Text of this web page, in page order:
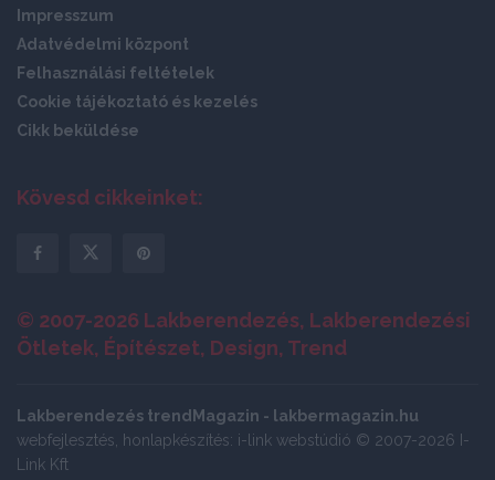
Impresszum
Adatvédelmi központ
Felhasználási feltételek
Cookie tájékoztató és kezelés
Cikk beküldése
Kövesd cikkeinket:
© 2007-2026 Lakberendezés, Lakberendezési
Ötletek, Építészet, Design, Trend
Lakberendezés trendMagazin - lakbermagazin.hu
webfejlesztés, honlapkészítés: i-link webstúdió © 2007-2026 I-
Link Kft